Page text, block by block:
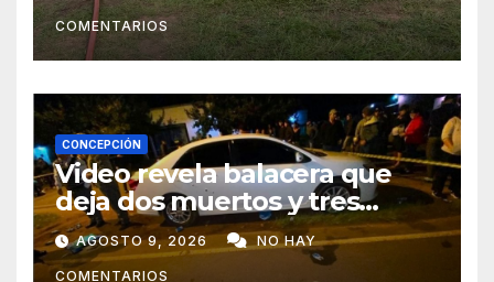
COMENTARIOS
CONCEPCIÓN
Video revela balacera que
deja dos muertos y tres
heridos en Tava’ i, Caazapá
AGOSTO 9, 2026 NO HAY
COMENTARIOS